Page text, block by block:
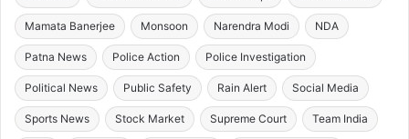
Mamata Banerjee Monsoon Narendra Modi NDA
Patna News Police Action Police Investigation
Political News Public Safety Rain Alert Social Media
Sports News Stock Market Supreme Court Team India